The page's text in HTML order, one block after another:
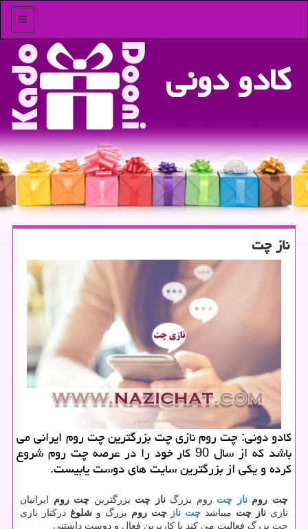
منو
كادو دونی
ناز چت
كادو دونی: چت روم نازی چت بزرگترین چت روم ایرانی می
باشد كه از سال 90 كار خود را در عرصه چت روم شروع
كرده و یكی از بزرگترین سایت های دوست یابیست.
چت روم ناز چت روم بزرگناز چت بزرگترین چت روم ایرانیان
نازی ناز چت میباشد چت ناز چت روم بزرگ وشلوغ درکنار نازی
چت بزرگ فعالیت می کند با کاربرین فعال و دوست داشتنی